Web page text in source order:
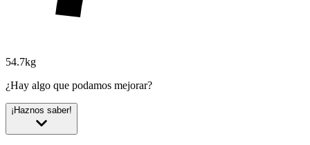
54.7kg
¿Hay algo que podamos mejorar?
¡Haznos saber!